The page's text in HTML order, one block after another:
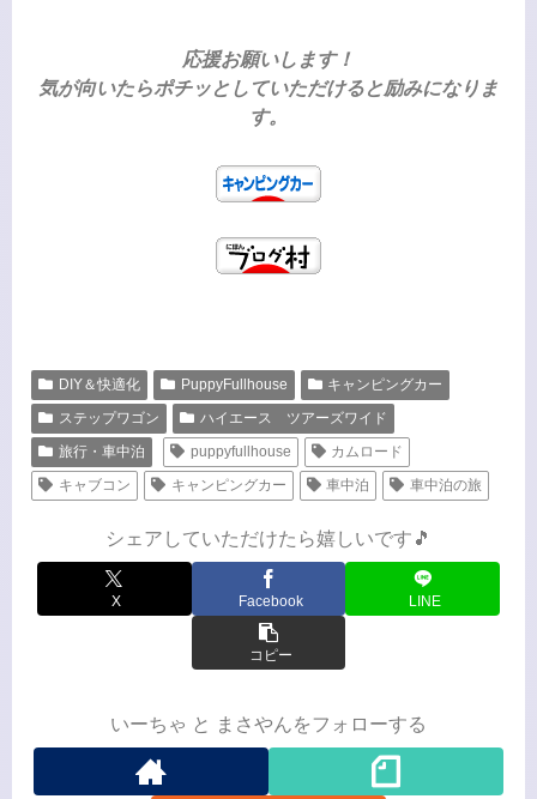
応援お願いします！
気が向いたらポチッとしていただけると励みになりま
す。
DIY＆快適化 PuppyFullhouse
キャンピングカー
ステップワゴン
ハイエース ツアーズワイド
旅行・車中泊
puppyfullhouse
カムロード
キャブコン
キャンピングカー 車中泊 車中泊の旅
シェアしていただけたら嬉しいです🎵
X Facebook LINE
コピー
いーちゃ と まさやんをフォローする